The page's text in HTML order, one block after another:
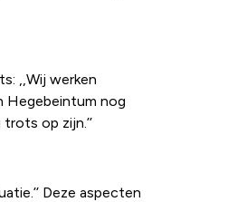
,,Wij werken
Hegebeintum nog
op zijn.’’
Deze aspecten